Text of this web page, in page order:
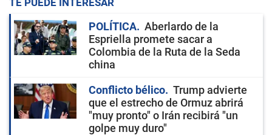
TE PUEDE INTERESAR
POLÍTICA
Aberlardo de la
Espriella promete sacar a
Colombia de la Ruta de la Seda
china
Conflicto bélico
Trump advierte
que el estrecho de Ormuz abrirá
"muy pronto" o Irán recibirá "un
golpe muy duro"